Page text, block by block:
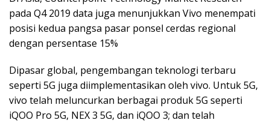
pada Q4 2019 data juga menunjukkan Vivo menempati
posisi kedua pangsa pasar ponsel cerdas regional
dengan persentase 15%
Dipasar global, pengembangan teknologi terbaru
seperti 5G juga diimplementasikan oleh vivo. Untuk 5G,
vivo telah meluncurkan berbagai produk 5G seperti
iQOO Pro 5G, NEX 3 5G, dan iQOO 3; dan telah